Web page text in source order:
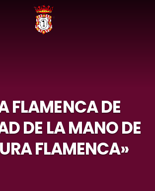
FLAMENCA DE
DE LA MANO DE
FLAMENCA»